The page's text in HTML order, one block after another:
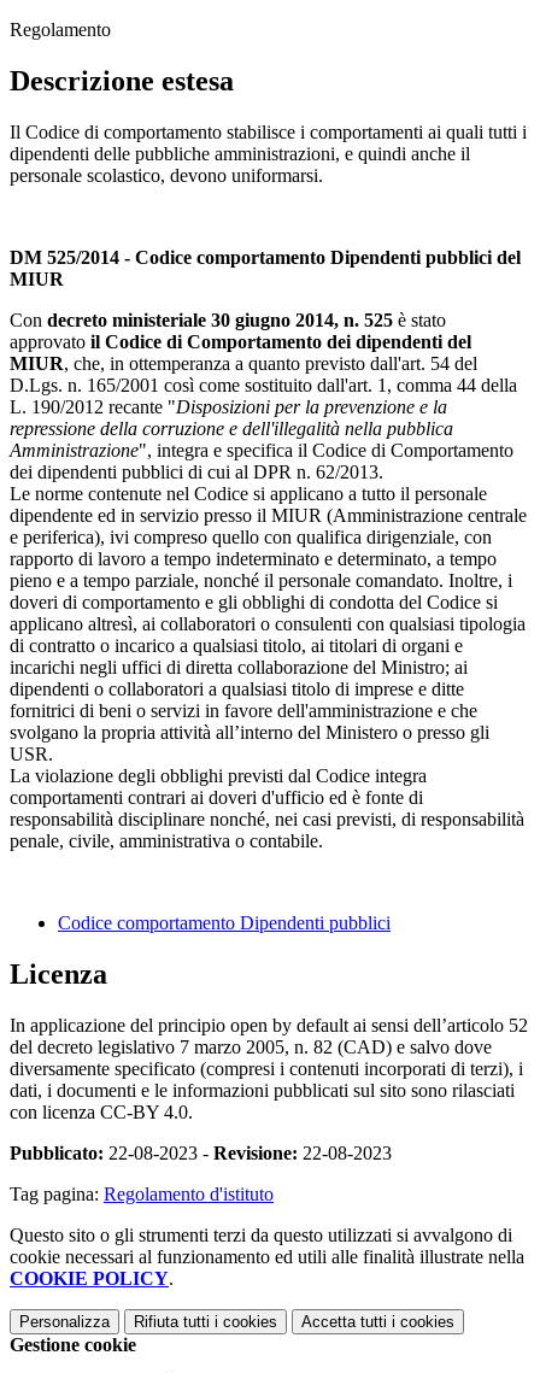
Regolamento
Descrizione estesa
Il Codice di comportamento stabilisce i comportamenti ai quali tutti i
dipendenti delle pubbliche amministrazioni, e quindi anche il
personale scolastico, devono uniformarsi.
DM 525/2014 - Codice comportamento Dipendenti pubblici del
MIUR
Con decreto ministeriale 30 giugno 2014, n. 525 è stato
approvato il Codice di Comportamento dei dipendenti del
MIUR, che, in ottemperanza a quanto previsto dall'art. 54 del
D.Lgs. n. 165/2001 così come sostituito dall'art. 1, comma 44 della
L. 190/2012 recante "Disposizioni per la prevenzione e la
repressione della corruzione e dell'illegalità nella pubblica
Amministrazione", integra e specifica il Codice di Comportamento
dei dipendenti pubblici di cui al DPR n. 62/2013.
Le norme contenute nel Codice si applicano a tutto il personale
dipendente ed in servizio presso il MIUR (Amministrazione centrale
e periferica), ivi compreso quello con qualifica dirigenziale, con
rapporto di lavoro a tempo indeterminato e determinato, a tempo
pieno e a tempo parziale, nonché il personale comandato. Inoltre, i
doveri di comportamento e gli obblighi di condotta del Codice si
applicano altresì, ai collaboratori o consulenti con qualsiasi tipologia
di contratto o incarico a qualsiasi titolo, ai titolari di organi e
incarichi negli uffici di diretta collaborazione del Ministro; ai
dipendenti o collaboratori a qualsiasi titolo di imprese e ditte
fornitrici di beni o servizi in favore dell'amministrazione e che
svolgano la propria attività all’interno del Ministero o presso gli
USR.
La violazione degli obblighi previsti dal Codice integra
comportamenti contrari ai doveri d'ufficio ed è fonte di
responsabilità disciplinare nonché, nei casi previsti, di responsabilità
penale, civile, amministrativa o contabile.
Codice comportamento Dipendenti pubblici
Licenza
In applicazione del principio open by default ai sensi dell’articolo 52
del decreto legislativo 7 marzo 2005, n. 82 (CAD) e salvo dove
diversamente specificato (compresi i contenuti incorporati di terzi), i
dati, i documenti e le informazioni pubblicati sul sito sono rilasciati
con licenza CC-BY 4.0.
Pubblicato: 22-08-2023 - Revisione: 22-08-2023
Tag pagina: Regolamento d'istituto
Questo sito o gli strumenti terzi da questo utilizzati si avvalgono di
cookie necessari al funzionamento ed utili alle finalità illustrate nella
COOKIE POLICY.
Personalizza Rifiuta tutti i cookies Accetta tutti i cookies
Gestione cookie